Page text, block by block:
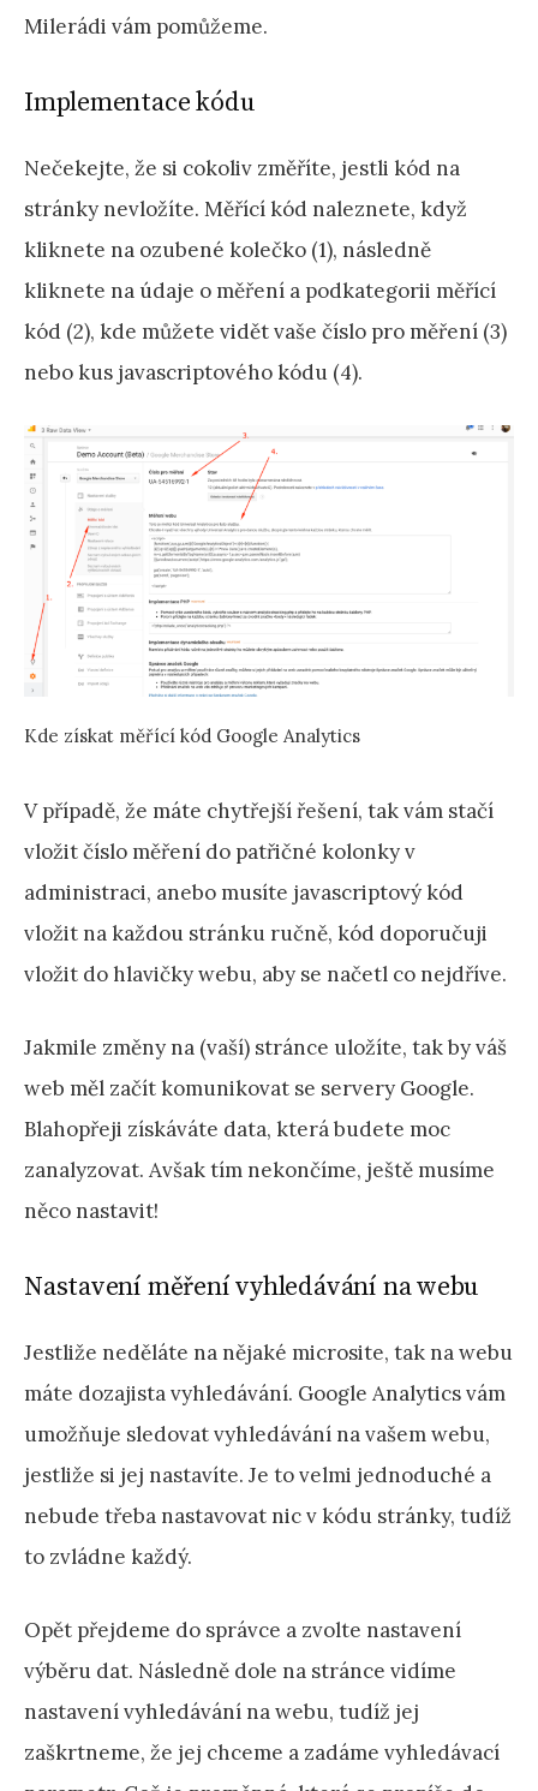
Milerádi vám pomůžeme.
Implementace kódu
Nečekejte, že si cokoliv změříte, jestli kód na
stránky nevložíte. Měřící kód naleznete, když
kliknete na ozubené kolečko (1), následně
kliknete na údaje o měření a podkategorii měřící
kód (2), kde můžete vidět vaše číslo pro měření (3)
nebo kus javascriptového kódu (4).
Kde získat měřící kód Google Analytics
V případě, že máte chytřejší řešení, tak vám stačí
vložit číslo měření do patřičné kolonky v
administraci, anebo musíte javascriptový kód
vložit na každou stránku ručně, kód doporučuji
vložit do hlavičky webu, aby se načetl co nejdříve.
Jakmile změny na (vaší) stránce uložíte, tak by váš
web měl začít komunikovat se servery Google.
Blahopřeji získáváte data, která budete moc
zanalyzovat. Avšak tím nekončíme, ještě musíme
něco nastavit!
Nastavení měření vyhledávání na webu
Jestliže neděláte na nějaké microsite, tak na webu
máte dozajista vyhledávání. Google Analytics vám
umožňuje sledovat vyhledávání na vašem webu,
jestliže si jej nastavíte. Je to velmi jednoduché a
nebude třeba nastavovat nic v kódu stránky, tudíž
to zvládne každý.
Opět přejdeme do správce a zvolte nastavení
výběru dat. Následně dole na stránce vidíme
nastavení vyhledávání na webu, tudíž jej
zaškrtneme, že jej chceme a zadáme vyhledávací